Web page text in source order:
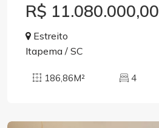
R$ 11.080.000,00
Estreito
Itapema / SC
186,86M² 4